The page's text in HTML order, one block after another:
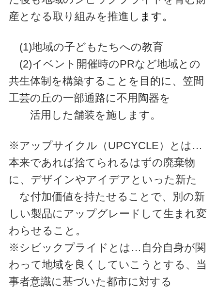
産となる取り組みを推進し ます。
(1)地域の子どもたちへの教育
(2)イベント開催時のPRなど地域との
共生体制を構築することを目的に、笠間
工芸の丘の一部通路に不用陶器を
活用した舗装を施します。
※アップサイクル（UPCYCLE）とは…
本来であれば捨てられるはずの廃棄物
に、デザインやアイデアといった新た
な付加価値を持たせることで、別の新
しい製品にアップグレードして生まれ変
わらせること。
※シビックプライドとは…自分自身が関
わって地域を良くしていこうとする、当
事者意識に基づいた都市に対する